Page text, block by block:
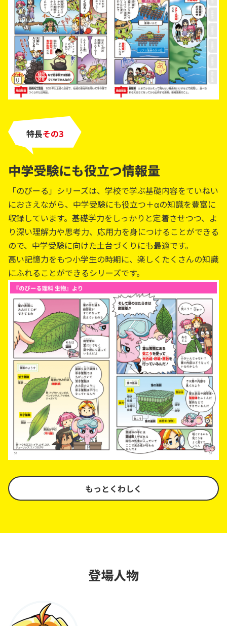
特長その
中学受験にも役立つ情報量
「のびーる」シリーズは、学校で学ぶ基礎内容をていねい
におさえながら、中学受験にも役立つ＋αの知識を豊富に
収録しています。基礎学力をしっかりと定着させつつ、よ
り深い理解力や思考力、応用力を身につけることができる
ので、中学受験に向けた土台づくりにも最適です。
高い記憶力をもつ小学生の時期に、楽しくたくさんの知識
にふれることができるシリーズです。
もっとくわしく
登場人物